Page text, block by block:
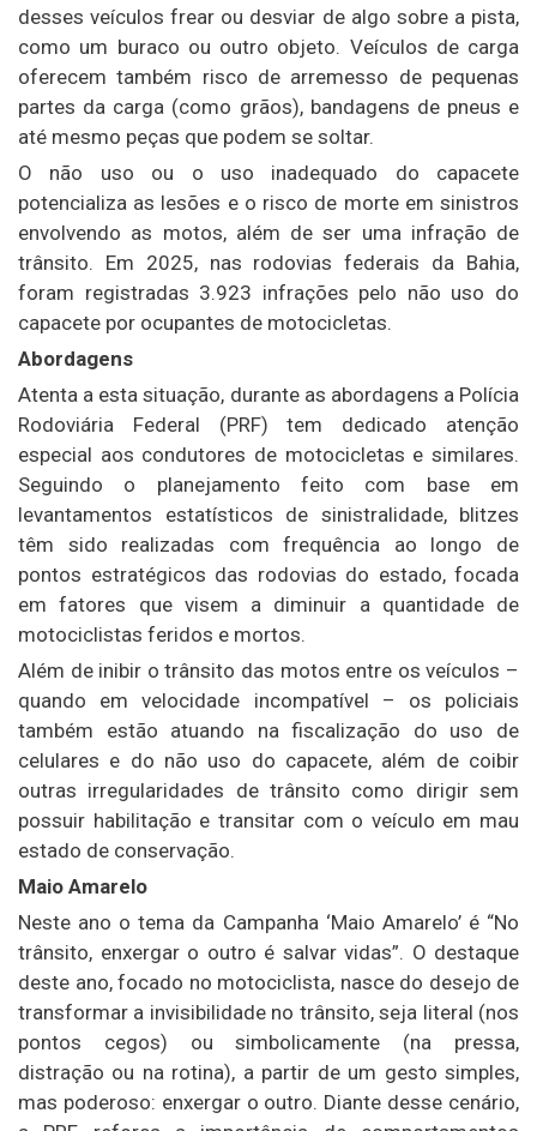
desses veículos frear ou desviar de algo sobre a pista,
como um buraco ou outro objeto. Veículos de carga
oferecem também risco de arremesso de pequenas
partes da carga (como grãos), bandagens de pneus e
até mesmo peças que podem se soltar.
O não uso ou o uso inadequado do capacete
potencializa as lesões e o risco de morte em sinistros
envolvendo as motos, além de ser uma infração de
trânsito. Em 2025, nas rodovias federais da Bahia,
foram registradas 3.923 infrações pelo não uso do
capacete por ocupantes de motocicletas.
Abordagens
Atenta a esta situação, durante as abordagens a Polícia
Rodoviária Federal (PRF) tem dedicado atenção
especial aos condutores de motocicletas e similares.
Seguindo o planejamento feito com base em
levantamentos estatísticos de sinistralidade, blitzes
têm sido realizadas com frequência ao longo de
pontos estratégicos das rodovias do estado, focada
em fatores que visem a diminuir a quantidade de
motociclistas feridos e mortos.
Além de inibir o trânsito das motos entre os veículos –
quando em velocidade incompatível – os policiais
também estão atuando na fiscalização do uso de
celulares e do não uso do capacete, além de coibir
outras irregularidades de trânsito como dirigir sem
possuir habilitação e transitar com o veículo em mau
estado de conservação.
Maio Amarelo
Neste ano o tema da Campanha ‘Maio Amarelo’ é “No
trânsito, enxergar o outro é salvar vidas”. O destaque
deste ano, focado no motociclista, nasce do desejo de
transformar a invisibilidade no trânsito, seja literal (nos
pontos cegos) ou simbolicamente (na pressa,
distração ou na rotina), a partir de um gesto simples,
mas poderoso: enxergar o outro. Diante desse cenário,